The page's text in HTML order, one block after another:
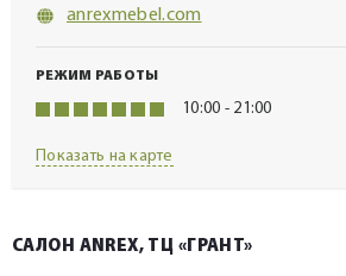
anrexmebel.com
РЕЖИМ РАБОТЫ
10:00 - 21:00
Показать на карте
САЛОН ANREX, ТЦ «ГРАНТ»